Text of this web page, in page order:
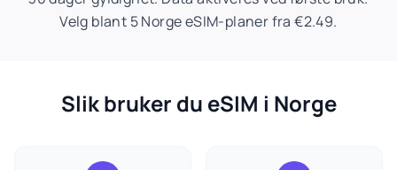
Velg blant 5 Norge eSIM-planer fra €2.49.
Slik bruker du eSIM i Norge